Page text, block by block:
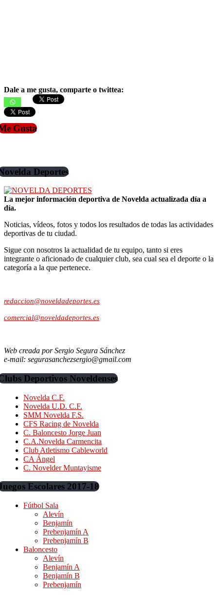
Dale a me gusta, comparte o twittea:
Gusta
Deportes
La mejor información deportiva de Novelda actualizada día a
día.
Noticias, vídeos, fotos y todos los resultados de todas las actividades
deportivas de tu ciudad.
Sigue con nosotros la actualidad de tu equipo, tanto si eres
integrante o aficionado de cualquier club, sea cual sea el deporte o la
categoría a la que pertenece.
redaccion@noveldadeportes.es
comercial@noveldadeportes.es
Web creada por Sergio Segura Sánchez
e-mail: segurasanchezsergio@gmail.com
Deportivos Noveldenses
Novelda C.F.
Novelda U.D. C.F.
SMM Novelda F.S.
CFS Racing de Novelda
C. Baloncesto Jorge Juan
C.A.Novelda Carmencita
Club Atletismo Cableworld
CA Ángel
C. Novelder Muntayisme
Escolares 2017-18
Fútbol Sala
Alevín
Benjamín
Prebenjamín A
Prebenjamín B
Baloncesto
Alevín
Benjamín A
Benjamín B
Prebenjamín